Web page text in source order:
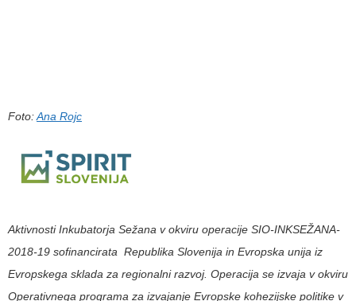
Foto:Ana Rojc
Aktivnosti Inkubatorja Sežana v okviru operacije SIO-INKSEŽANA-
2018-19 sofinancirata Republika Slovenija in Evropska unija iz
Evropskega sklada za regionalni razvoj. Operacija se izvaja v okviru
Operativnega programa za izvajanje Evropske kohezijske politike v